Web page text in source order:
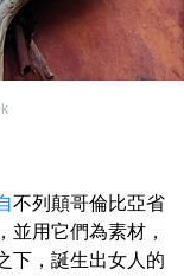
不列顛哥倫比亞省
並用它們為素材，
下，誕生出女人的